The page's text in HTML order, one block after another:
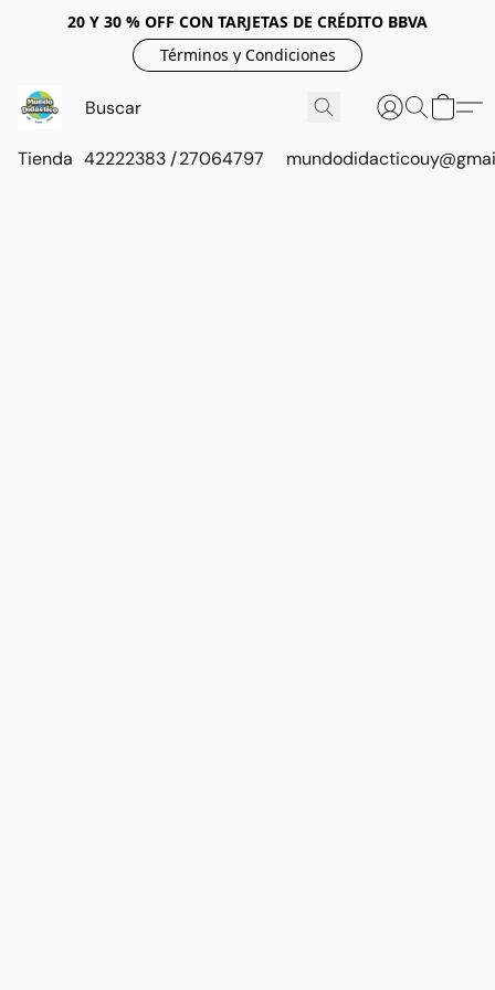
20 Y 30 % OFF CON TARJETAS DE CRÉDITO BBVA
Términos y Condiciones
Tienda 42222383 / 27064797